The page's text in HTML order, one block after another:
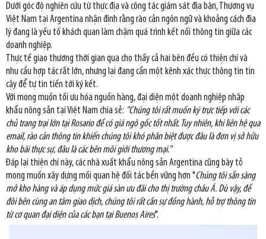
Dưới góc độ nghiên cứu từ thực địa và công tác giám sát địa bàn, Thương vụ
Việt Nam tại Argentina nhận định rằng rào cản ngôn ngữ và khoảng cách địa
lý đang là yếu tố khách quan làm chậm quá trình kết nối thông tin giữa các
doanh nghiệp.
Thực tế giao thương thời gian qua cho thấy cả hai bên đều có thiện chí và
nhu cầu hợp tác rất lớn, nhưng lại đang cần một kênh xác thực thông tin tin
cậy để tự tin tiến tới ký kết.
Với mong muốn tối ưu hóa nguồn hàng, đại diện một doanh nghiệp nhập
khẩu nông sản tại Việt Nam chia sẻ: "Chúng tôi rất muốn ký trực tiếp với các
chủ trang trại lớn tại Rosario để có giá ngô gốc tốt nhất. Tuy nhiên, khi liên hệ qua
email, rào cản thông tin khiến chúng tôi khó phân biệt được đâu là đơn vị sở hữu
kho bãi thực sự, đâu là các bên môi giới thương mại."
Đáp lại thiện chí này, các nhà xuất khẩu nông sản Argentina cũng bày tỏ
mong muốn xây dựng mối quan hệ đối tác bền vững hơn "Chúng tôi sẵn sàng
mở kho hàng và áp dụng mức giá sàn ưu đãi cho thị trường châu Á. Dù vậy, để
đôi bên cùng an tâm giao dịch, chúng tôi rất cần sự đồng hành, hỗ trợ thông tin
từ cơ quan đại diện của các bạn tại Buenos Aires".